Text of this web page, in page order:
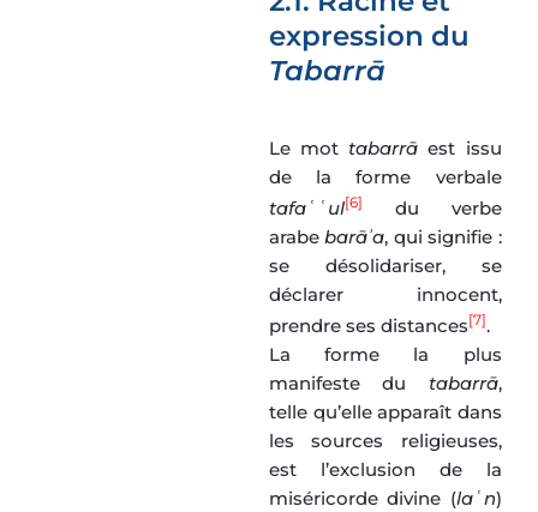
expression du
Tabarrā
Le mot tabarrā est issu
de la forme verbale
tafaʿʿul[6]
du verbe
arabebarāʾa, qui signifie :
se désolidariser, se
déclarer innocent,
prendre ses distances[7].
La forme la plus
manifeste du tabarrā,
telle qu’elle apparaît dans
les sources religieuses,
est l’exclusion de la
miséricorde divine (laʿn)